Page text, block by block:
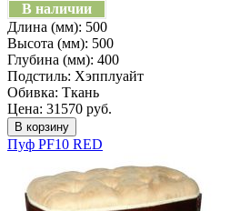
В наличии
Длина (мм): 500
Высота (мм): 500
Глубина (мм): 400
Подстиль: Хэпплуайт
Обивка: Ткань
Цена: 31570 руб.
Пуф PF10 RED